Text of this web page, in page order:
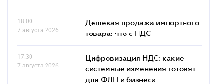
18.00
7 августа 2026
Дешевая продажа импортного
товара: что c НДС
17.30
7 августа 2026
Цифровизация НДС: какие
системные изменения готовят
для ФЛП и бизнеса